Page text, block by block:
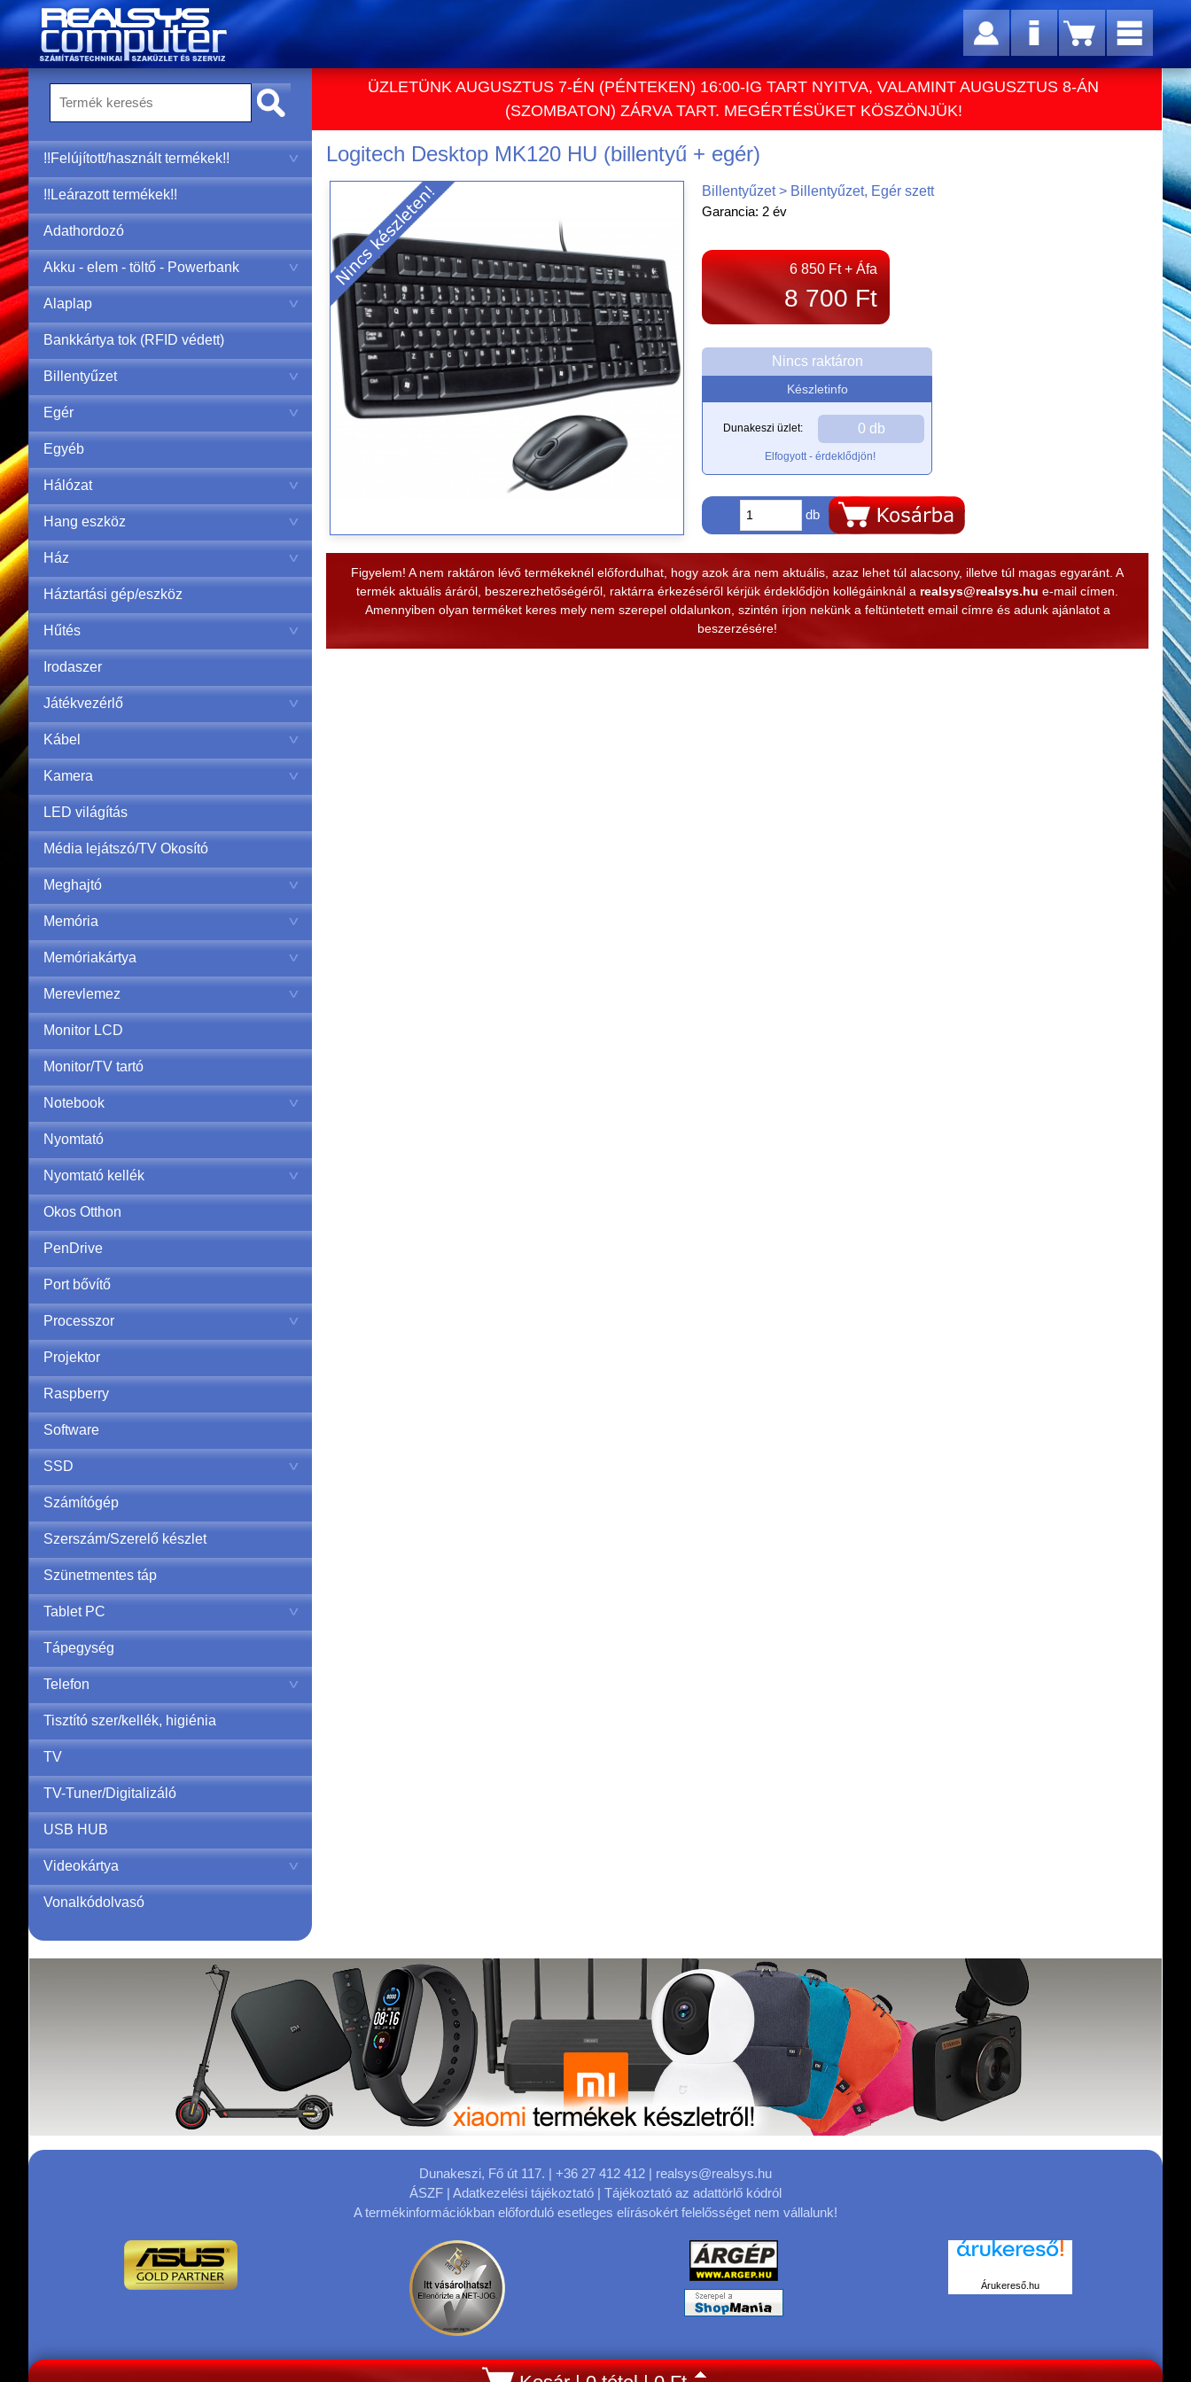
!!Felújított/használt termékek!!
!!Leárazott termékek!!
Adathordozó
Akku - elem - töltő - Powerbank
Alaplap
Bankkártya tok (RFID védett)
Billentyűzet
Egér
Egyéb
Hálózat
Hang eszköz
Ház
Háztartási gép/eszköz
Hűtés
Irodaszer
Játékvezérlő
Kábel
Kamera
LED világítás
Média lejátszó/TV Okosító
Meghajtó
Memória
Memóriakártya
Merevlemez
Monitor LCD
Monitor/TV tartó
Notebook
Nyomtató
Nyomtató kellék
Okos Otthon
PenDrive
Port bővítő
Processzor
Projektor
Raspberry
Software
SSD
Számítógép
Szerszám/Szerelő készlet
Szünetmentes táp
Tablet PC
Tápegység
Telefon
Tisztító szer/kellék, higiénia
TV
TV-Tuner/Digitalizáló
USB HUB
Videokártya
Vonalkódolvasó
ÜZLETÜNK AUGUSZTUS 7-ÉN (PÉNTEKEN) 16:00-IG TART NYITVA, VALAMINT AUGUSZTUS 8-ÁN
(SZOMBATON) ZÁRVA TART. MEGÉRTÉSÜKET KÖSZÖNJÜK!
Logitech Desktop MK120 HU (billentyű + egér)
6 850 Ft + Áfa
8 700 Ft
db
Nincs raktáron
Készletinfo
Dunakeszi üzlet: 0 db
Elfogyott - érdeklődjön!
Billentyűzet > Billentyűzet, Egér szett
Garancia: 2 év
Figyelem! A nem raktáron lévő termékeknél előfordulhat, hogy azok ára nem aktuális, azaz lehet túl alacsony, illetve túl magas egyaránt. A
termék aktuális áráról, beszerezhetőségéről, raktárra érkezéséről kérjük érdeklődjön kollégáinknál a realsys@realsys.hu e-mail címen.
Amennyiben olyan terméket keres mely nem szerepel oldalunkon, szintén írjon nekünk a feltüntetett email címre és adunk ajánlatot a
beszerzésére!
Dunakeszi, Fő út 117. | +36 27 412 412 | realsys@realsys.hu
ÁSZF | Adatkezelési tájékoztató | Tájékoztató az adattörlő kódról
A termékinformációkban előforduló esetleges elírásokért felelősséget nem vállalunk!
Árukereső.hu